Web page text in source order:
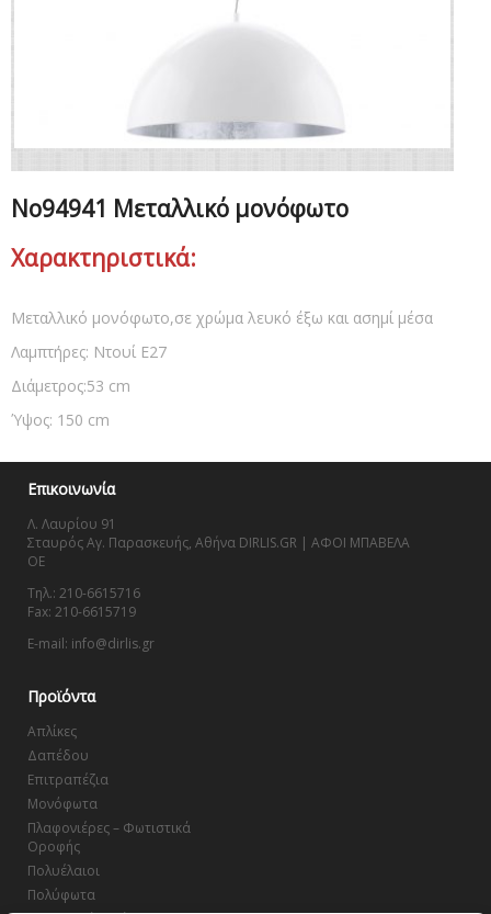
No94941 Μεταλλικό μονόφωτο
Χαρακτηριστικά:
Μεταλλικό μονόφωτο,σε χρώμα λευκό έξω και ασημί μέσα
Λαμπτήρες: Ντουί Ε27
Διάμετρος:53 cm
Ύψος: 150 cm
Επικοινωνία
Λ. Λαυρίου 91
Σταυρός Αγ. Παρασκευής, Αθήνα DIRLIS.GR | ΑΦΟΙ ΜΠΑΒΕΛΑ
OE
Τηλ.: 210-6615716
Fax: 210-6615719
E-mail: info@dirlis.gr
Προϊόντα
Απλίκες
Δαπέδου
Επιτραπέζια
Μονόφωτα
Πλαφονιέρες – Φωτιστικά
Οροφής
Πολυέλαιοι
Πολύφωτα